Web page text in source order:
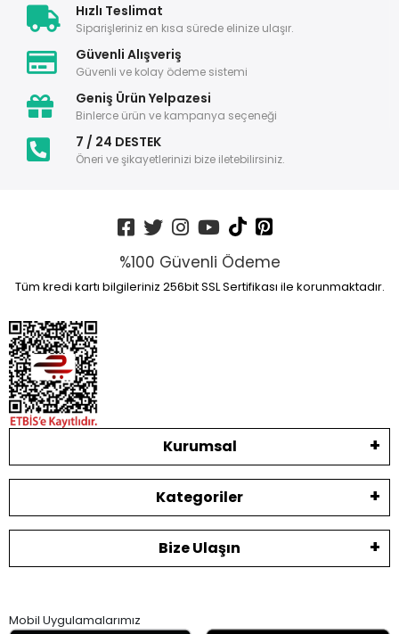
Hızlı Teslimat
Siparişleriniz en kısa sürede elinize ulaşır.
Güvenli Alışveriş
Güvenli ve kolay ödeme sistemi
Geniş Ürün Yelpazesi
Binlerce ürün ve kampanya seçeneği
7 / 24 DESTEK
Öneri ve şikayetlerinizi bize iletebilirsiniz.
%100 Güvenli Ödeme
Tüm kredi kartı bilgileriniz 256bit SSL Sertifikası ile korunmaktadır.
Kurumsal
Kategoriler
Bize Ulaşın
Mobil Uygulamalarımız